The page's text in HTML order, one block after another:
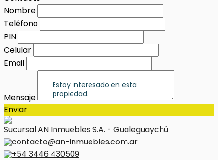
Nombre
Teléfono
PIN
Celular
Email
Mensaje
Enviar
Sucursal AN Inmuebles S.A. - Gualeguaychú
contacto@an-inmuebles.com.ar
+54 3446 430509